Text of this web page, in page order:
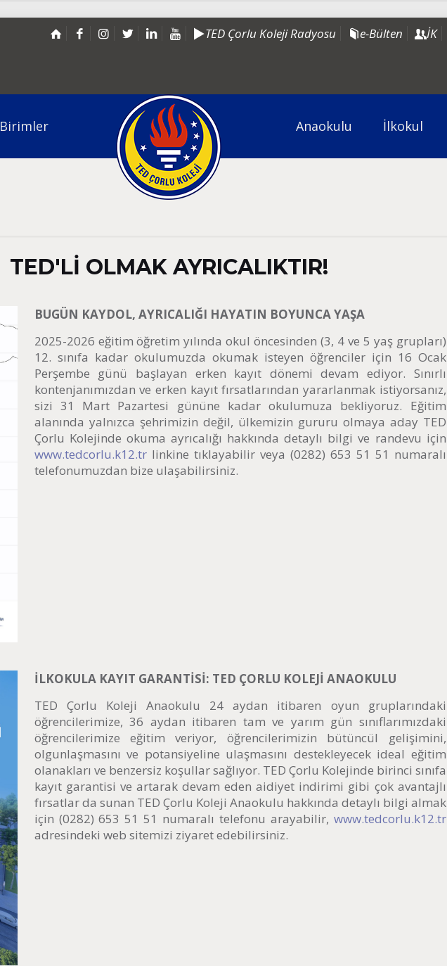
TED Çorlu Koleji Radyosu e-Bülten İK
Birimler Anaokulu İlkokul
TED'Lİ OLMAK AYRICALIKTIR!
BUGÜN KAYDOL, AYRICALIĞI HAYATIN BOYUNCA YAŞA
2025-2026 eğitim öğretim yılında okul öncesinden (3, 4 ve 5 yaş grupları)
12. sınıfa kadar okulumuzda okumak isteyen öğrenciler için 16 Ocak
Perşembe günü başlayan erken kayıt dönemi devam ediyor. Sınırlı
kontenjanımızdan ve erken kayıt fırsatlarından yararlanmak istiyorsanız,
sizi 31 Mart Pazartesi gününe kadar okulumuza bekliyoruz. Eğitim
alanında yalnızca şehrimizin değil, ülkemizin gururu olmaya aday TED
Çorlu Kolejinde okuma ayrıcalığı hakkında detaylı bilgi ve randevu için
www.tedcorlu.k12.trlinkine tıklayabilir veya (0282) 653 51 51 numaralı
telefonumuzdan bize ulaşabilirsiniz.
İLKOKULA KAYIT GARANTİSİ: TED ÇORLU KOLEJİ ANAOKULU
TED Çorlu Koleji Anaokulu 24 aydan itibaren oyun gruplarındaki
öğrencilerimize, 36 aydan itibaren tam ve yarım gün sınıflarımızdaki
öğrencilerimize eğitim veriyor, öğrencilerimizin bütüncül gelişimini,
olgunlaşmasını ve potansiyeline ulaşmasını destekleyecek ideal eğitim
olanakları ve benzersiz koşullar sağlıyor. TED Çorlu Kolejinde birinci sınıfa
kayıt garantisi ve artarak devam eden aidiyet indirimi gibi çok avantajlı
fırsatlar da sunan TED Çorlu Koleji Anaokulu hakkında detaylı bilgi almak
için (0282) 653 51 51 numaralı telefonu arayabilir, www.tedcorlu.k12.tr
adresindeki web sitemizi ziyaret edebilirsiniz.